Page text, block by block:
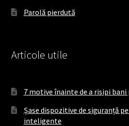
Parolă pierdută
Articole utile
7 motive înainte de a risipi bani
Șase dispozitive de siguranță
inteligente